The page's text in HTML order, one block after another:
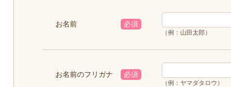
お名前 必須
（例：山田太郎）
お名前のフリガナ 必須
（例：ヤマダタロウ）